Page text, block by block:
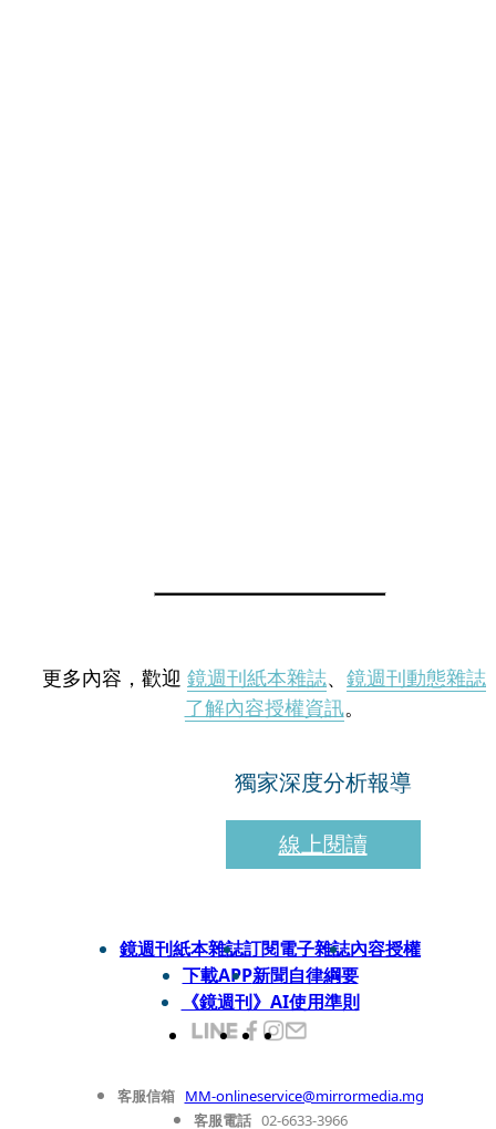
更多內容，歡迎 鏡週刊紙本雜誌、 鏡週刊動態雜誌
了解內容授權資訊。
獨家深度分析報導
線上閱讀
鏡週刊紙本雜誌訂閱電子雜誌內容授權
下載APP新聞自律綱要
《鏡週刊》AI使用準則
客服信箱 MM-onlineservice@mirrormedia.mg
客服電話 02-6633-3966